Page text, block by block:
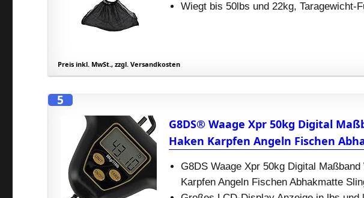
Wiegt bis 50lbs und 22kg, Taragewicht-
Preis inkl. MwSt., zzgl. Versandkosten
5
G8DS® Waage Xpr 50kg Digital
Haken Karpfen Angeln Fischen
G8DS Waage Xpr 50kg Digital
Karpfen Angeln Fischen Abhakmatte